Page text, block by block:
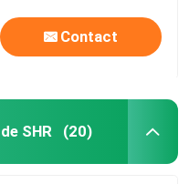
Contact
SHR (20)